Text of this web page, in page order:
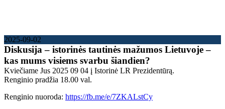
2025-09-02
Diskusija – istorinės tautinės mažumos Lietuvoje –
kas mums visiems svarbu šiandien?
Kviečiame Jus 2025 09 04 į Istorinė LR Prezidentūrą.
Renginio pradžia 18.00 val.
Renginio nuoroda: https://fb.me/e/7ZKALstCy